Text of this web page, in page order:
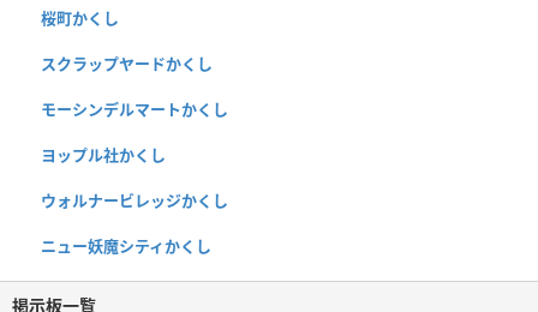
桜町かくし
スクラップヤードかくし
モーシンデルマートかくし
ヨップル社かくし
ウォルナービレッジかくし
ニュー妖魔シティかくし
掲示板一覧